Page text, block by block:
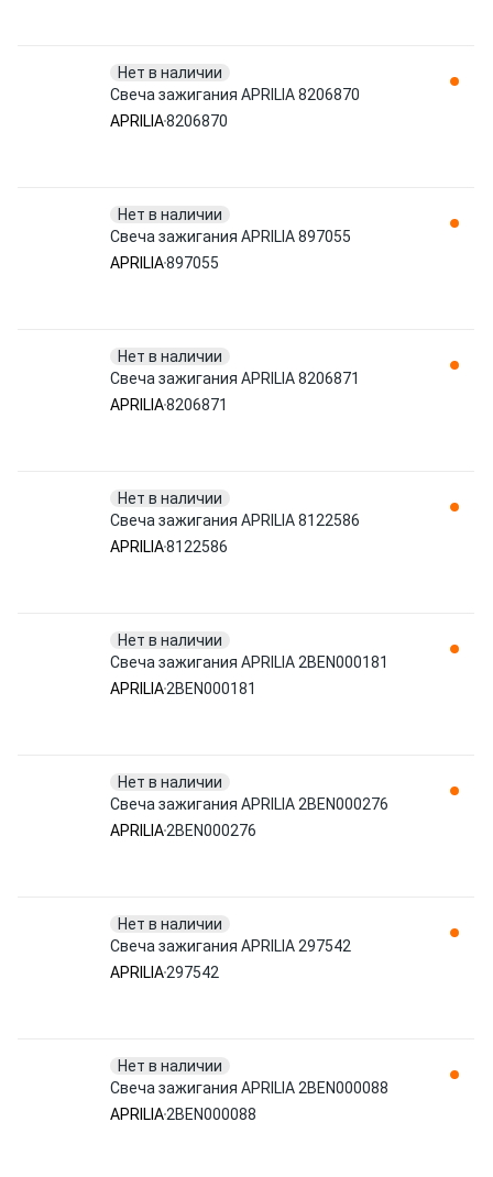
Нет в наличии
Свеча зажигания APRILIA 8206870
APRILIA8206870
Нет в наличии
Свеча зажигания APRILIA 897055
APRILIA897055
Нет в наличии
Свеча зажигания APRILIA 8206871
APRILIA8206871
Нет в наличии
Свеча зажигания APRILIA 8122586
APRILIA8122586
Нет в наличии
Свеча зажигания APRILIA 2BEN000181
APRILIA2BEN000181
Нет в наличии
Свеча зажигания APRILIA 2BEN000276
APRILIA2BEN000276
Нет в наличии
Свеча зажигания APRILIA 297542
APRILIA297542
Нет в наличии
Свеча зажигания APRILIA 2BEN000088
APRILIA2BEN000088